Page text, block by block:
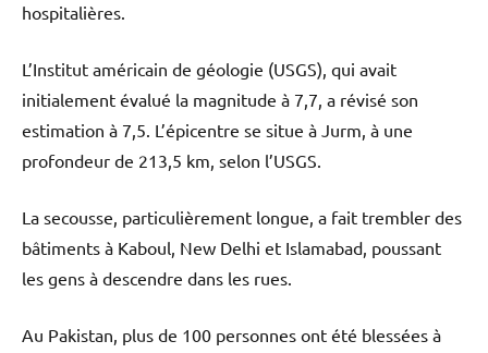
hospitalières.
L’Institut américain de géologie (USGS), qui avait
initialement évalué la magnitude à 7,7, a révisé son
estimation à 7,5. L’épicentre se situe à Jurm, à une
profondeur de 213,5 km, selon l’USGS.
La secousse, particulièrement longue, a fait trembler des
bâtiments à Kaboul, New Delhi et Islamabad, poussant
les gens à descendre dans les rues.
Au Pakistan, plus de 100 personnes ont été blessées à